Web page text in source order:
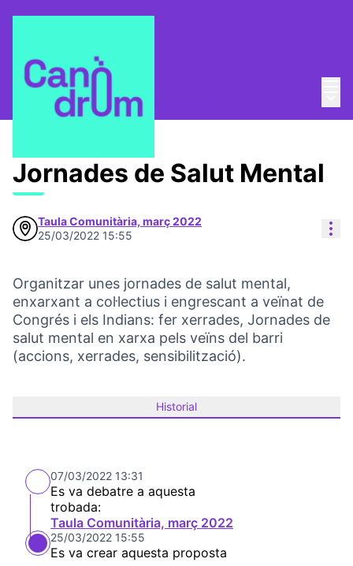
Taula Comunitària
💡 Repensem la Taula Comunitària
Jornades de Salut Mental
Taula Comunitària, març 2022
25/03/2022 15:55
Organitzar unes jornades de salut mental,
enxarxant a col·lectius i engrescant a veïnat de
Congrés i els Indians: fer xerrades, Jornades de
salut mental en xarxa pels veïns del barri
(accions, xerrades, sensibilització).
Historial
07/03/2022 13:31
Es va debatre a aquesta
trobada:
Taula Comunitària, març 2022
25/03/2022 15:55
Es va crear aquesta proposta